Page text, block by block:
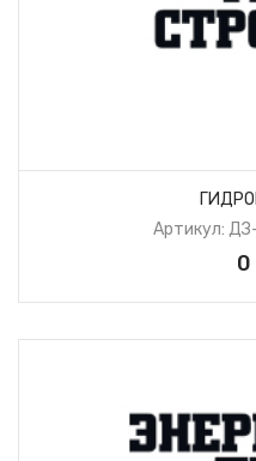
Артикул:
0